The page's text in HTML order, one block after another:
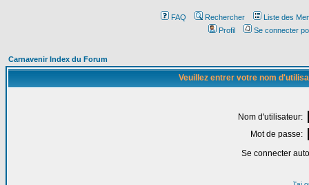
FAQ Rechercher
Liste des
Profil
Se connecter
Carnavenir Index du Forum
Veuillez entrer votre nom
Nom d'utilisateur:
Mot de passe:
Se connecter